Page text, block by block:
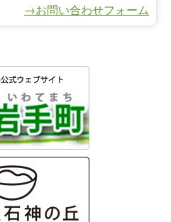
→お問い合わせフォーム